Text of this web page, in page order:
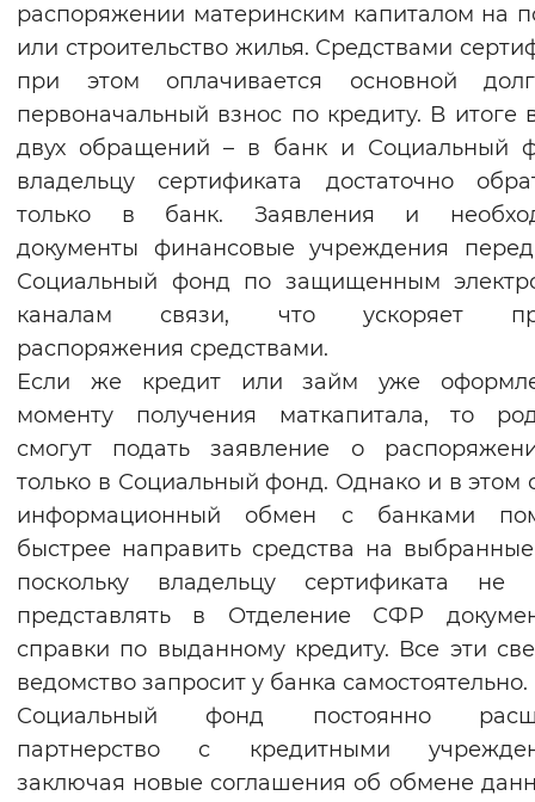
Воспроизвести Остановить
Вернуть стандартные настройки
распоряжении материнским капиталом на
или строительство жилья. Средствами
при этом оплачивается основной
первоначальный взнос по кредиту. В итоге
двух обращений – в банк и Социальный
владельцу сертификата достаточно
только в банк. Заявления и
документы финансовые учреждения
Социальный фонд по защищенным
каналам связи, что ускоряет
распоряжения средствами.
Если же кредит или займ уже
моменту получения маткапитала, то
смогут подать заявление о
только в Социальный фонд. Однако и в этом
информационный обмен с банками
быстрее направить средства на
поскольку владельцу сертификата не
представлять в Отделение СФР
справки по выданному кредиту. Все эти
ведомство запросит у банка самостоятельно.
Социальный фонд постоянно
партнерство с кредитными
заключая новые соглашения об обмене